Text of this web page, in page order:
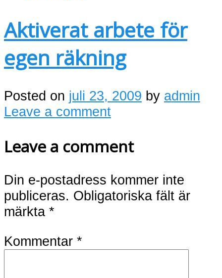
Aktiverat arbete för
egen räkning
Posted on juli 23, 2009 by admin
Leave a comment
Leave a comment
Din e-postadress kommer inte
publiceras. Obligatoriska fält är
märkta *
Kommentar *